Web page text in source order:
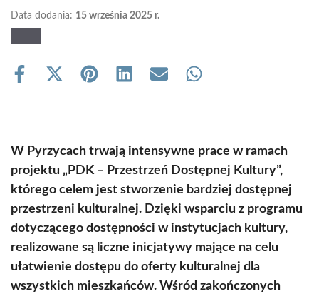
Data dodania: 15 września 2025 r.
Share
Share
(Twitter)
Share Share Share Share
W Pyrzycach trwają intensywne prace w ramach
projektu „PDK – Przestrzeń Dostępnej Kultury”,
którego celem jest stworzenie bardziej dostępnej
przestrzeni kulturalnej. Dzięki wsparciu z programu
dotyczącego dostępności w instytucjach kultury,
realizowane są liczne inicjatywy mające na celu
ułatwienie dostępu do oferty kulturalnej dla
wszystkich mieszkańców. Wśród zakończonych